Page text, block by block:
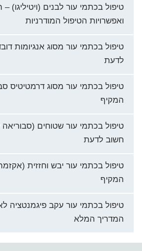
טיפול בכתמי עור לבנים (ויטיליגו)
ואפשרויות הטיפול המודרניות
טיפול בכתמי עור מסוג אנגיומות
לדעת
טיפול בכתמי עור מסוג דרמטיטיס
המקיף
טיפול בכתמי עור שטוחים
חשוב לדעת
טיפול בכתמי עור יבש וחזזית
המקיף
טיפול בכתמי עור עקב פיגמנטציה
המדריך המלא